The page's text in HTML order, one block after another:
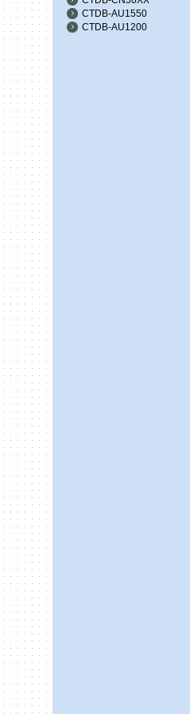
CTDB-AU1550
CTDB-AU1200